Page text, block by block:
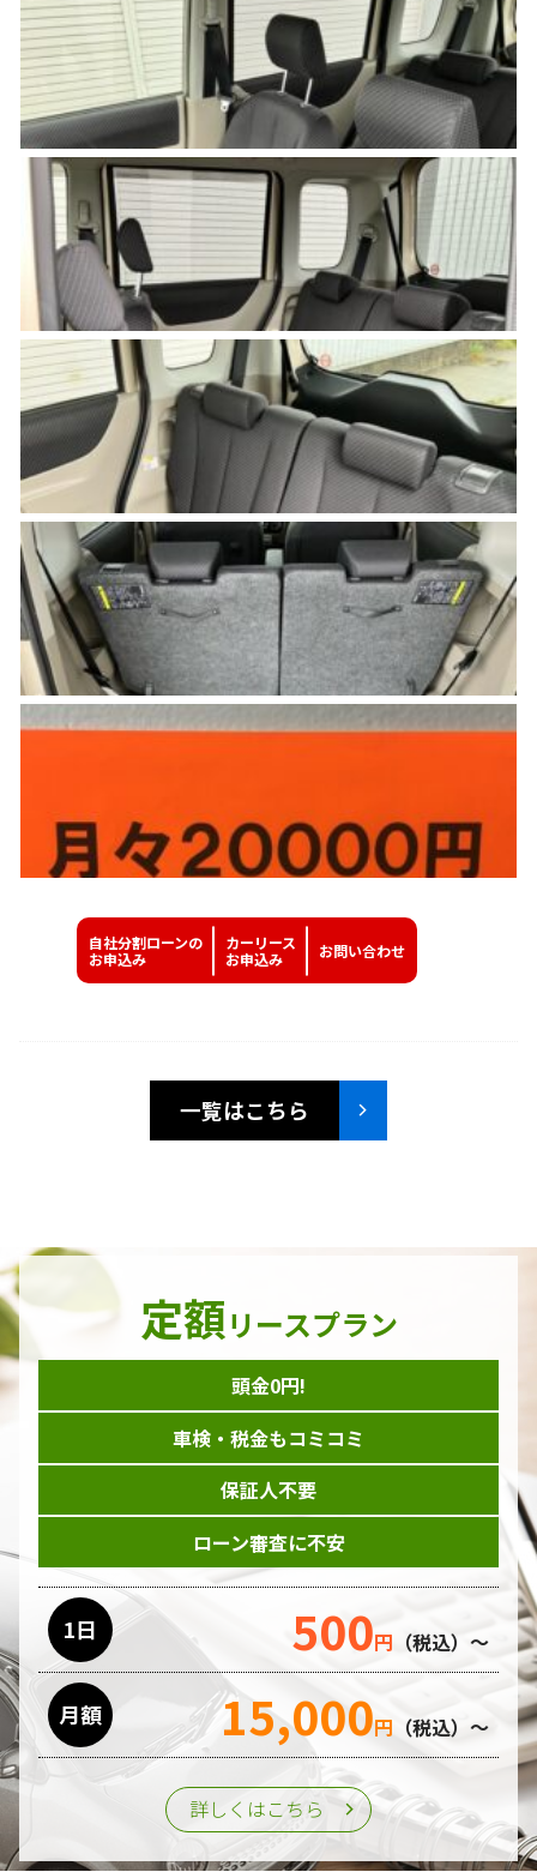
自社分割ローンの
お申込み
カーリース
お申込み
お問い合わせ
一覧はこちら
定額リースプラン
頭金0円!
車検・税金もコミコミ
保証人不要
ローン審査に不安
1日 500円 （税込）～
月額 15,000円 （税込）～
詳しくはこちら